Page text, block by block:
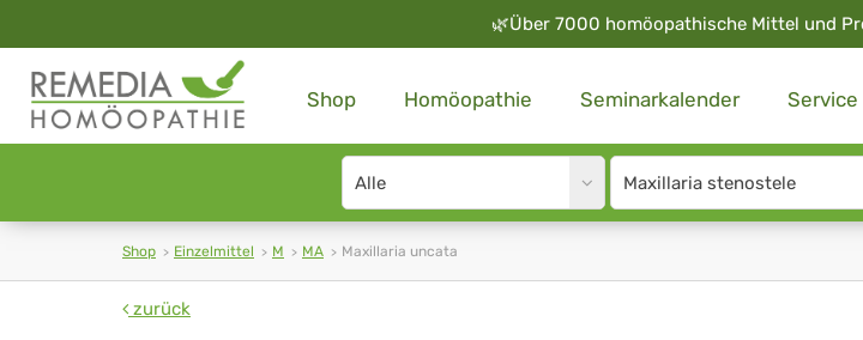
🌿Über 7000 homöopathische Mittel und
Shop Homöopathie Seminarkalender Service
Search
type
Site
search
Shop Einzelmittel M MA Maxillaria uncata
zurück